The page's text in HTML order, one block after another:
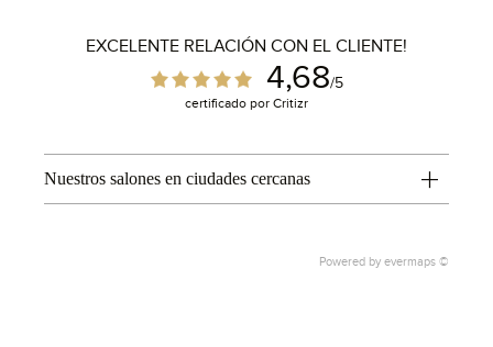
EXCELENTE RELACIÓN CON EL CLIENTE!
4,68/5
certificado por Critizr
Nuestros salones en ciudades cercanas
Powered by evermaps ©